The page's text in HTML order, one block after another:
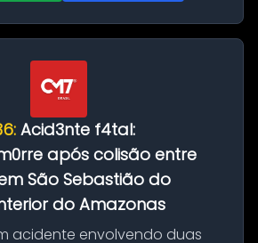
Acid3nte f4tal:
após colisão entre
São Sebastião do
do Amazonas
acidente envolvendo duas